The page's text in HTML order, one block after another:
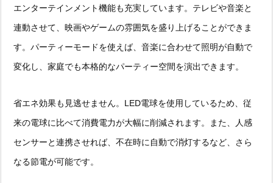
エンターテインメント機能も充実しています。テレビや音楽と
連動させて、映画やゲームの雰囲気を盛り上げることができま
す。パーティーモードを使えば、音楽に合わせて照明が自動で
変化し、家庭でも本格的なパーティー空間を演出できます。
省エネ効果も見逃せません。LED電球を使用しているため、従
来の電球に比べて消費電力が大幅に削減されます。また、人感
センサーと連携させれば、不在時に自動で消灯するなど、さら
なる節電が可能です。